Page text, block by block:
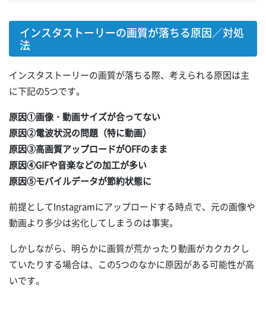
インスタストーリーの画質が落ちる原因／対処
法
インスタストーリーの画質が落ちる際、考えられる原因は主
に下記の5つです。
原因①画像・動画サイズが合ってない
原因②電波状況の問題（特に動画）
原因③高画質アップロードがOFFのまま
原因④GIFや音楽などの加工が多い
原因⑤モバイルデータが節約状態に
前提としてInstagramにアップロードする時点で、元の画像や
動画より多少は劣化してしまうのは事実。
しかしながら、明らかに画質が荒かったり動画がカクカクし
ていたりする場合は、この5つのなかに原因がある可能性が高
いです。